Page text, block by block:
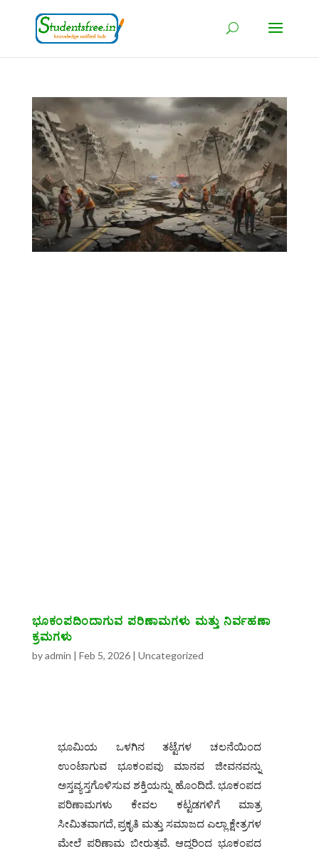
ಭೂಕಂಪದಿಂದಾಗುವ ಪರಿಣಾಮಗಳು ಮತ್ತು ನಿರ್ವಹಣಾ
ಕ್ರಮಗಳು
byadmin | Feb 5, 2026| Uncategorized
ಭೂಮಿಯ ಒಳಗಿನ ತಟ್ಟೆಗಳ ಚಲನೆಯಿಂದ
ಉಂಟಾಗುವ ಭೂಕಂಪವು ಮಾನವ ಜೀವನವನ್ನು
ಅಸ್ತವ್ಯಸ್ತಗೊಳಿಸುವ ಶಕ್ತಿಯನ್ನು ಹೊಂದಿದೆ. ಭೂಕಂಪದ
ಪರಿಣಾಮಗಳು ಕೇವಲ ಕಟ್ಟಡಗಳಿಗೆ ಮಾತ್ರ
ಸೀಮಿತವಾಗದೆ, ಪ್ರಕೃತಿ ಮತ್ತು ಸಮಾಜದ ಎಲ್ಲಾ ಕ್ಷೇತ್ರಗಳ
ಮೇಲೆ ಪರಿಣಾಮ ಬೀರುತ್ತವೆ. ಆದ್ದರಿಂದ ಭೂಕಂಪದ